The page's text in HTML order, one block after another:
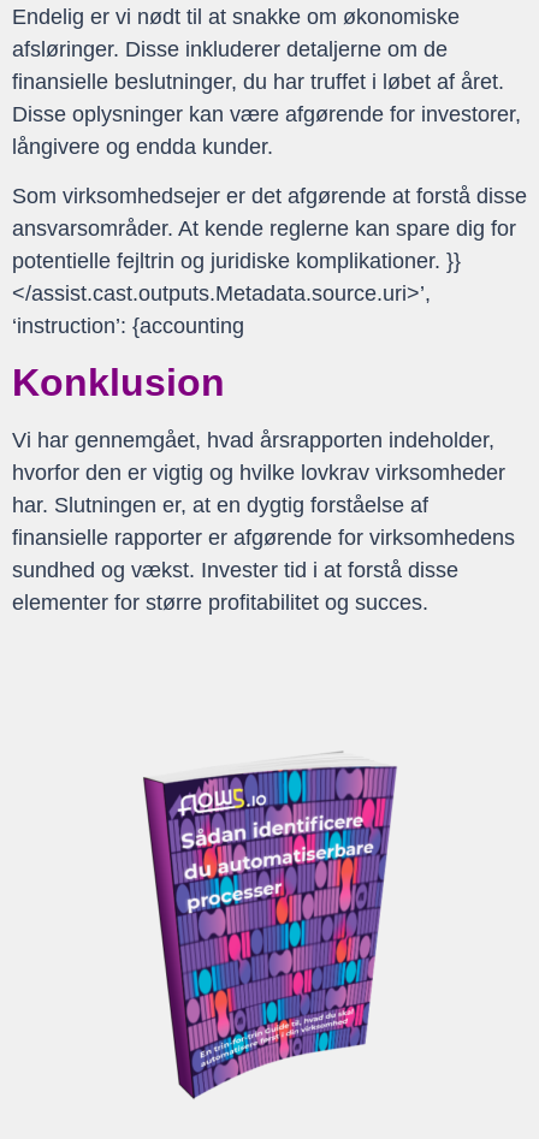
Endelig er vi nødt til at snakke om økonomiske
afsløringer. Disse inkluderer detaljerne om de
finansielle beslutninger, du har truffet i løbet af året.
Disse oplysninger kan være afgørende for investorer,
långivere og endda kunder.
Som virksomhedsejer er det afgørende at forstå disse
ansvarsområder. At kende reglerne kan spare dig for
potentielle fejltrin og juridiske komplikationer. }}
</assist.cast.outputs.Metadata.source.uri>’,
‘instruction’: {accounting
Konklusion
Vi har gennemgået, hvad årsrapporten indeholder,
hvorfor den er vigtig og hvilke lovkrav virksomheder
har. Slutningen er, at en dygtig forståelse af
finansielle rapporter er afgørende for virksomhedens
sundhed og vækst. Invester tid i at forstå disse
elementer for større profitabilitet og succes.